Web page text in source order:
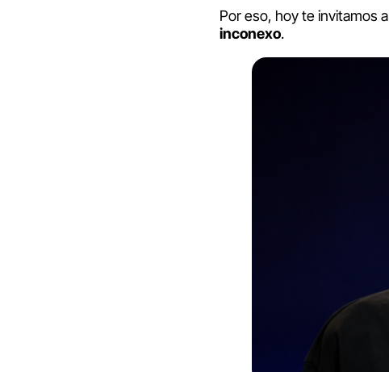
Por eso, hoy te invitamos a
inconexo.